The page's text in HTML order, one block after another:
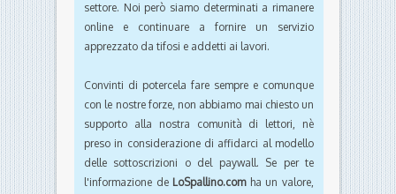
settore. Noi però siamo determinati a rimanere
online e continuare a fornire un servizio
apprezzato da tifosi e addetti ai lavori.
Convinti di potercela fare sempre e comunque
con le nostre forze, non abbiamo mai chiesto un
supporto alla nostra comunità di lettori, nè
preso in considerazione di affidarci al modello
delle sottoscrizioni o del paywall. Se per te
l'informazione de LoSpallino.comha un valore,